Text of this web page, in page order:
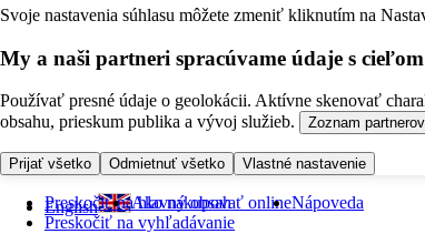
Svoje nastavenia súhlasu môžete zmeniť kliknutím na
My a naši partneri spracúvame údaje s cieľom
Používať presné údaje o geolokácii. Aktívne skenovať
obsahu, prieskum publika a vývoj služieb.
Zoznam partnerov
Prijať všetko Odmietnuť všetko Vlastné nastavenie
Preskočiť na hlavný obsah
Preskočiť na vyhľadávanie
English Ako nakupovať onlineNápoveda